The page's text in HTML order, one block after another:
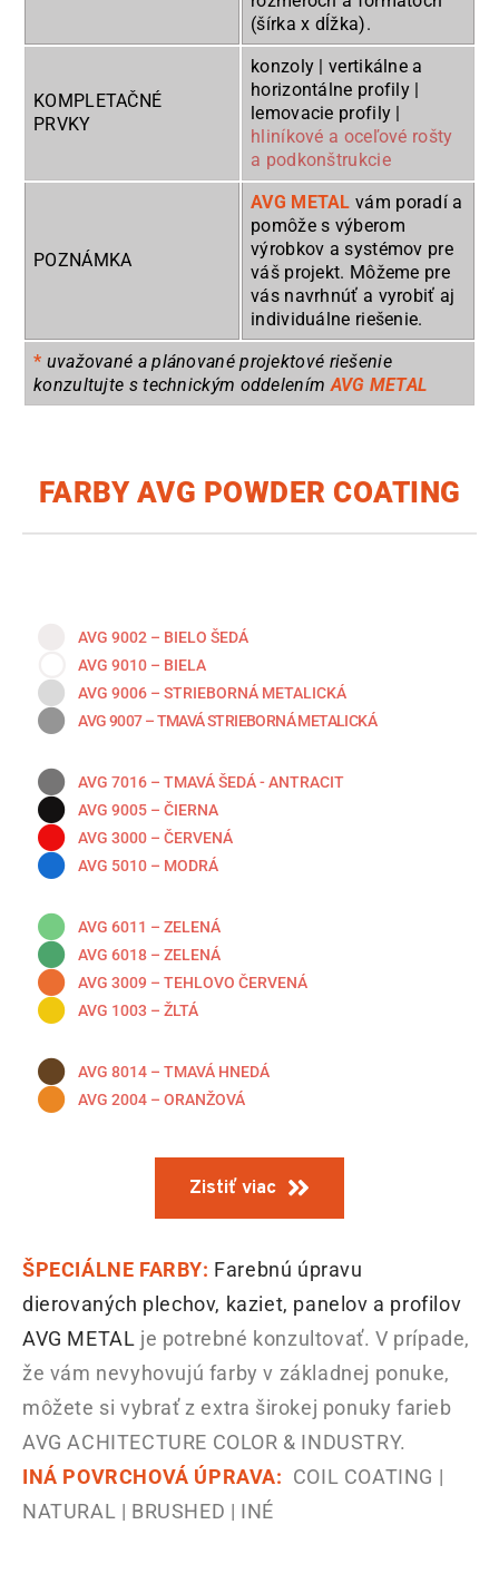
(šírka x dĺžka).
KOMPLETAČNÉ
PRVKY
konzoly | vertikálne a
horizontálne profily |
lemovacie profily |
hliníkové a oceľové rošty
a podkonštrukcie
POZNÁMKA
AVG METAL vám poradí a
pomôže s výberom
výrobkov a systémov pre
váš projekt. Môžeme pre
vás navrhnúť a vyrobiť aj
individuálne riešenie.
* uvažované a plánované projektové riešenie
konzultujte s technickým oddelenímAVG METAL
FARBY AVG POWDER COATING
AVG 9002 – BIELO ŠEDÁ
AVG 9010 – BIELA
AVG 9006 – STRIEBORNÁ METALICKÁ
AVG 9007 – TMAVÁ STRIEBORNÁ METALICKÁ
AVG 7016 – TMAVÁ ŠEDÁ - ANTRACIT
AVG 9005 – ČIERNA
AVG 3000 – ČERVENÁ
AVG 5010 – MODRÁ
AVG 6011 – ZELENÁ
AVG 6018 – ZELENÁ
AVG 3009 – TEHLOVO ČERVENÁ
AVG 1003 – ŽLTÁ
AVG 8014 – TMAVÁ HNEDÁ
AVG 2004 – ORANŽOVÁ
Zistiť viac
ŠPECIÁLNE FARBY: Farebnú úpravu
dierovaných plechov, kaziet, panelov a profilov
AVG METAL je potrebné konzultovať. V prípade,
že vám nevyhovujú farby v základnej ponuke,
môžete si vybrať z extra širokej ponuky farieb
AVG ACHITECTURE COLOR & INDUSTRY.
INÁ POVRCHOVÁ ÚPRAVA: COIL COATING |
NATURAL | BRUSHED | INÉ